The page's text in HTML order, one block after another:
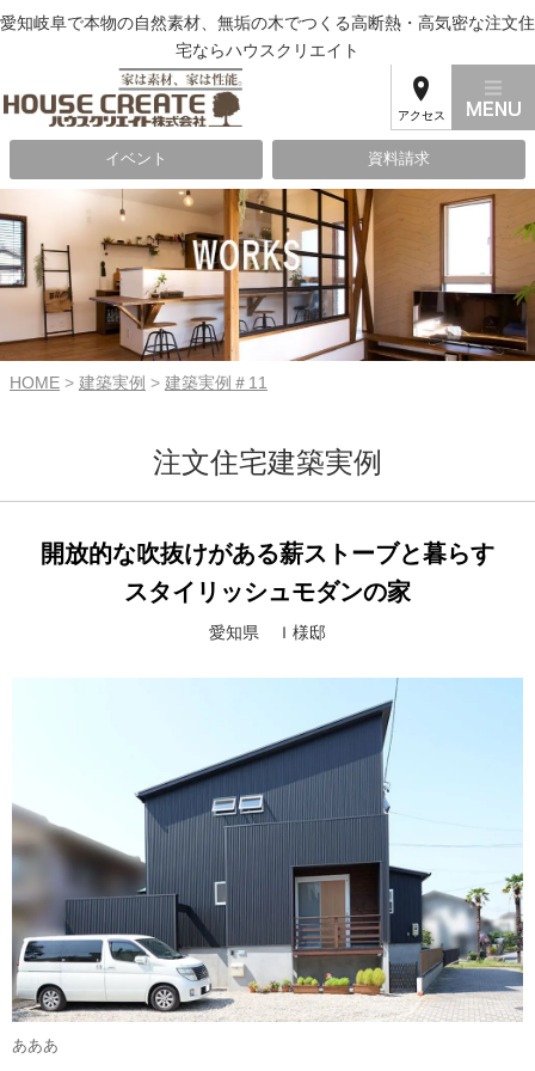
愛知岐阜で本物の自然素材、無垢の木でつくる高断熱・高気密な注文住
宅ならハウスクリエイト
アクセス
イベント 資料請求
HOME > 建築実例 > 建築実例＃11
注文住宅建築実例
開放的な吹抜けがある薪ストーブと暮らす
スタイリッシュモダンの家
愛知県 Ｉ様邸
あああ